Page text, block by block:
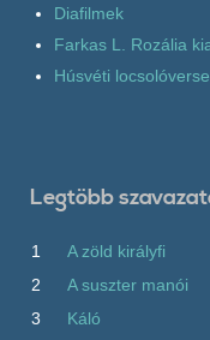
Diafilmek
Farkas L. Rozália
Húsvéti
Legtöbb
1
A zöld királyfi
2
A suszter manói
3
Káló